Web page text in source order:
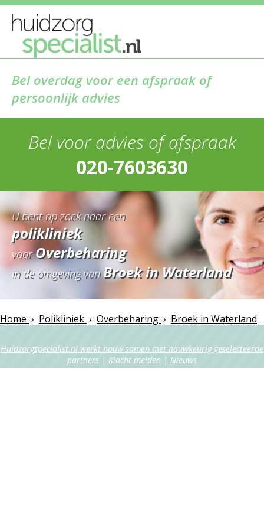
Bel overdag voor een afspraak of
persoonlijk advies
Bel voor advies of afspraak
020-7603630
U bent op zoek naar een
polikliniek
voorOverbeharing
in de omgeving vanBroek in Waterland
Home › Polikliniek › Overbeharing › Broek in Waterland
Huidzorgspecialist.nl werkt nauw samen met nauwkeurig geselecteerde
partners | Klacht melden | Nieuws